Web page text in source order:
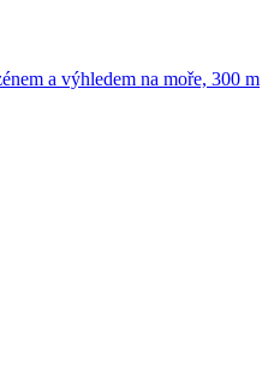
a výhledem na moře, 300 m